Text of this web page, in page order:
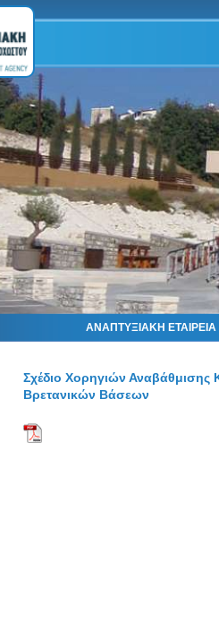
ΑΝΑΠΤΥΞΙΑΚΗ
Σχέδιο Χορηγιών Αναβάθμισης
Βρετανικών Βάσεων